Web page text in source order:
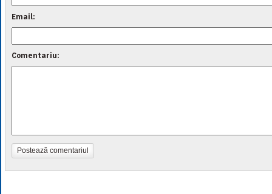
Email:
Comentariu:
Postează comentariul